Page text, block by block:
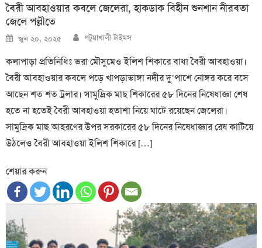
বৈরী আবহাওয়ার কবলে জেলেরা, হাকডাক বিহীন শুনশান নীরবতা
জেলে পল্লীতে
Posted
on
জুন ২০, ২০২৫ Author
পটুয়াখালী টাইমস
কলাপাড়া প্রতিনিধিঃ ভরা মৌসুমেও ইলিশ শিকারে বাধা বৈরী আবহাওয়া।
বৈরী আবহাওয়ার কবলে পড়ে খাপড়াভাঙ্গা নদীর দু’পাশে নোঙ্গর করে বসে
আছেন শত শত ট্রলার। সামুদ্রিক মাছ শিকারের ৫৮ দিনের নিষেধাজ্ঞা শেষ
হতে না হতেই বৈরী আবহাওয়া হতাশা নিয়ে ঘাটে রয়েছেন জেলেরা।
সামুদ্রিক মাছ আহরণের উপর সরকারের ৫৮ দিনের নিষেধাজ্ঞার রেষ কাটিয়ে
উঠলেও বৈরী আবহাওয়া ইলিশ শিকারে […]
শেয়ার করুন